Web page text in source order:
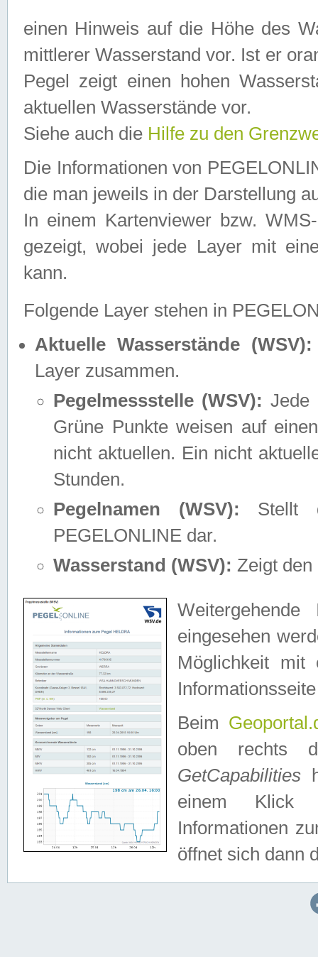
einen Hinweis auf die Höhe des
mittlerer Wasserstand vor. Ist er
Pegel zeigt einen hohen
aktuellen Wasserstände vor.
Siehe auch die Hilfe zu den
Die Informationen von
die man jeweils in der Darstellung
In einem Kartenviewer bzw.
gezeigt, wobei jede Layer mit
kann.
Folgende Layer stehen in
Aktuelle Wasserstände (WSV):
Layer zusammen.
Pegelmessstelle (WSV): Jede
Grüne Punkte weisen auf
nicht aktuellen. Ein nicht
Stunden.
Pegelnamen (WSV): Stellt
PEGELONLINE dar.
Wasserstand (WSV): Zeigt den
eingesehen
Möglichkeit mit
Beim
oben rechts
GetCapabilities
einem Klick
Informationen
öffnet sich dann